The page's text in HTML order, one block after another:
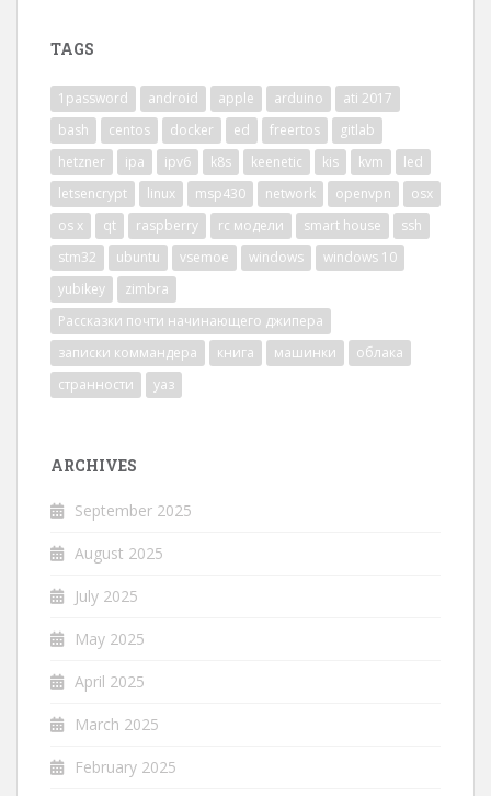
TAGS
1password android apple arduino
ati 2017
bash
centos docker ed freertos
gitlab
hetzner
ipa ipv6 k8s keenetic kis kvm
led
letsencrypt
linux msp430 network openvpn
osx
os x
qt raspberry rc модели smart house
ssh
stm32
ubuntu vsemoe windows
windows 10
yubikey
zimbra
Рассказки почти начинающего джипера
записки коммандера
книга машинки
облака
странности
уаз
ARCHIVES
September 2025
August 2025
July 2025
May 2025
April 2025
March 2025
February 2025